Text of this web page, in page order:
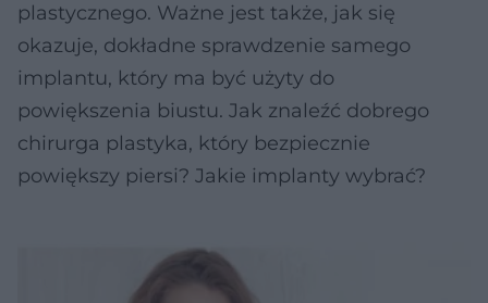
plastycznego. Ważne jest także, jak się
okazuje, dokładne sprawdzenie samego
implantu, który ma być użyty do
powiększenia biustu. Jak znaleźć dobrego
chirurga plastyka, który bezpiecznie
powiększy piersi? Jakie implanty wybrać?